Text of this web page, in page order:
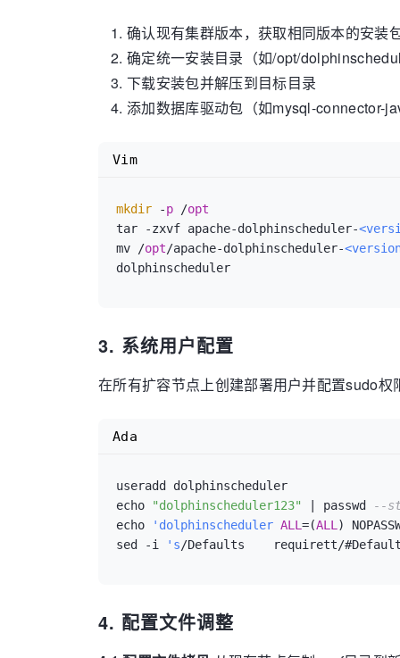
确认现有集群版本，获取相同版本的安装
确定统一安装目录（如/opt/
下载安装包并解压到目标目录
添加数据库驱动包（如mysql-connector-
mkdir -p /opt
tar -zxvf apache-dolphinscheduler-
mv /opt/apache-dolphinscheduler-
Vim
3. 系统用户配置
在所有扩容节点上创建部署用户并配置sudo权
useradd dolphinscheduler
echo
"dolphinscheduler123" | passwd
--
echo
'dolphinscheduler ALL =(ALL )
sed -i
's
Ada
4. 配置文件调整